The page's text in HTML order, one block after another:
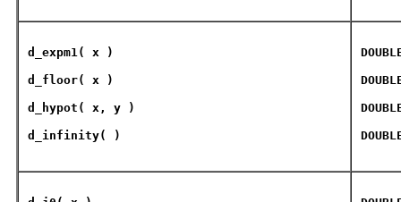
d_expm1 ( x )
d_floor( x )
d_hypot ( x, y )
d_infinity( )